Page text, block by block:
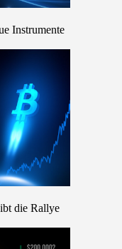
Instrumente
die Rallye